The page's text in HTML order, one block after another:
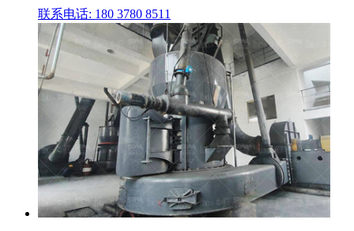
联系电话: 180 3780 8511